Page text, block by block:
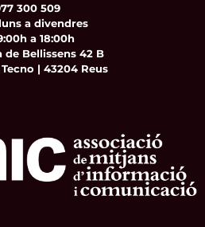
300 509
a divendres
a 18:00h
de Bellissens 42 B
Tecno | 43204 Reus